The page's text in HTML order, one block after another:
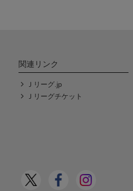
関連リンク
Ｊリーグ.jp
Ｊリーグチケット